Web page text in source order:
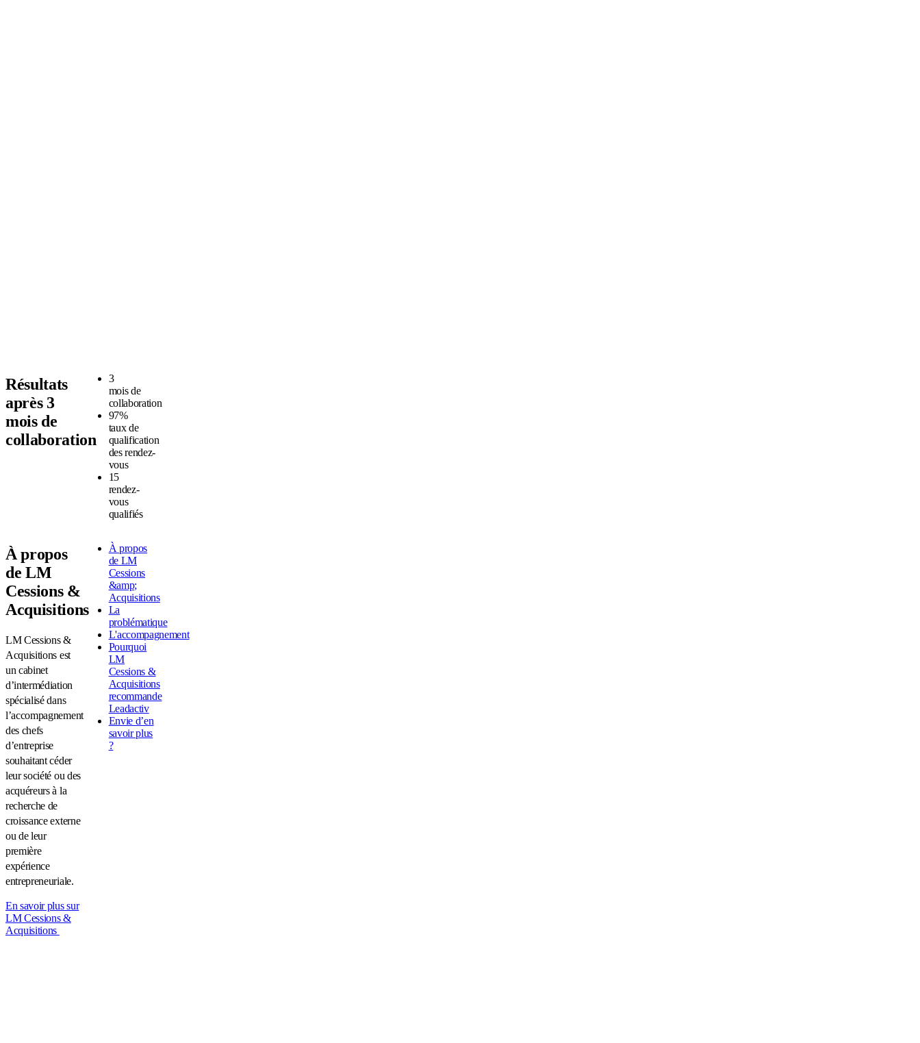
Résultats
après 3
mois de
collaboration
3
mois de
collaboration
97%
taux de
qualification
des rendez-
vous
15
rendez-
vous
qualifiés
À propos
de LM
Cessions &
Acquisitions
LM Cessions &
Acquisitions est
un cabinet
d’intermédiation
spécialisé dans
l’accompagnement
des chefs
d’entreprise
souhaitant céder
leur société ou des
acquéreurs à la
recherche de
croissance externe
ou de leur
première
expérience
entrepreneuriale.
En savoir plus sur
LM Cessions &
Acquisitions
À propos
de LM
Cessions
&amp;
Acquisitions
La
problématique
L'accompagnement
Pourquoi
LM
Cessions &
Acquisitions
recommande
Leadactiv
Envie d’en
savoir plus
?